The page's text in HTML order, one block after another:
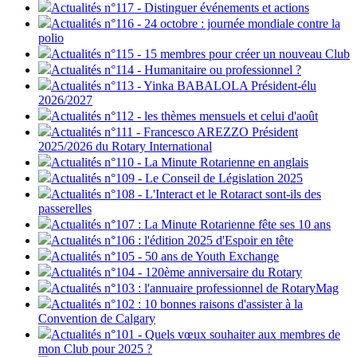
Actualités n°117 - Distinguer événements et actions
Actualités n°116 - 24 octobre : journée mondiale contre la
polio
Actualités n°115 - 15 membres pour créer un nouveau Club
Actualités n°114 - Humanitaire ou professionnel ?
Actualités n°113 - Yinka BABALOLA Président-élu
2026/2027
Actualités n°112 - les thèmes mensuels et celui d'août
Actualités n°111 - Francesco AREZZO Président
2025/2026 du Rotary International
Actualités n°110 - La Minute Rotarienne en anglais
Actualités n°109 - Le Conseil de Législation 2025
Actualités n°108 - L'Interact et le Rotaract sont-ils des
passerelles
Actualités n°107 : La Minute Rotarienne fête ses 10 ans
Actualités n°106 : l'édition 2025 d'Espoir en tête
Actualités n°105 - 50 ans de Youth Exchange
Actualités n°104 - 120ème anniversaire du Rotary
Actualités n°103 : l'annuaire professionnel de RotaryMag
Actualités n°102 : 10 bonnes raisons d'assister à la
Convention de Calgary
Actualités n°101 - Quels vœux souhaiter aux membres de
mon Club pour 2025 ?